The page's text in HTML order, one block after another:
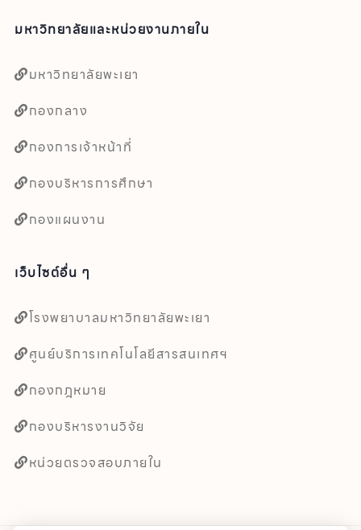
มหาวิทยาลัยและหน่วยงานภายใน
มหาวิทยาลัยพะเยา
กองกลาง
กองการเจ้าหน้าที่
กองบริหารการศึกษา
กองแผนงาน
เว็บไซต์อื่น ๆ
โรงพยาบาลมหาวิทยาลัยพะเยา
ศูนย์บริการเทคโนโลยีสารสนเทศฯ
กองกฎหมาย
กองบริหารงานวิจัย
หน่วยตรวจสอบภายใน